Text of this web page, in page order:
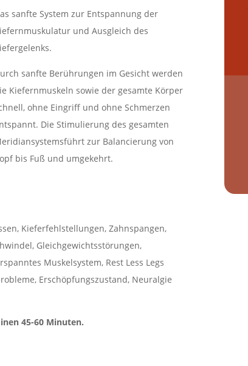
sanfte System zur Entspannung der
und Ausgleich des
sanfte Berührungen im Gesicht werden
Kiefernmuskeln sowie der gesamte Körper
ohne Eingriff und ohne Schmerzen
Die Stimulierung des gesamten
zur Balancierung von
bis Fuß und umgekehrt.
Kieferfehlstellungen, Zahnspangen,
Gleichgewichtsstörungen,
Muskelsystem, Rest Less Legs
Erschöpfungszustand, Neuralgie
45-60 Minuten.